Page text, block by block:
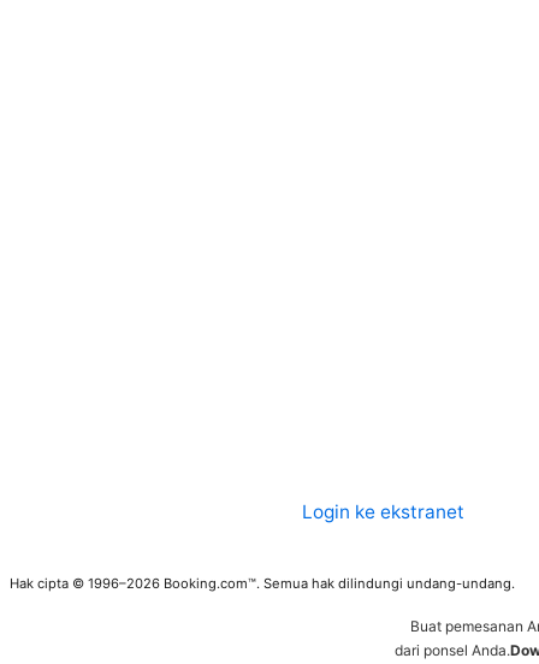
Login ke ekstranet
Hak cipta © 1996–2026 Booking.com™. Semua hak dilindungi undang-undang.
Buat pemesanan
dari ponsel Anda.